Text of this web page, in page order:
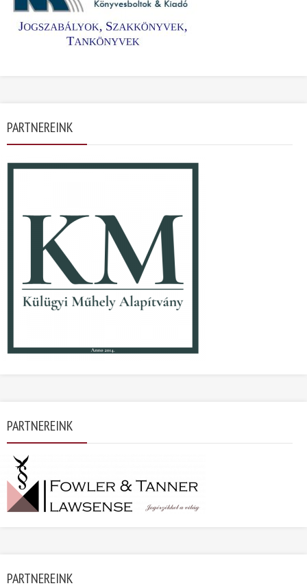
PARTNEREINK
PARTNEREINK
PARTNEREINK